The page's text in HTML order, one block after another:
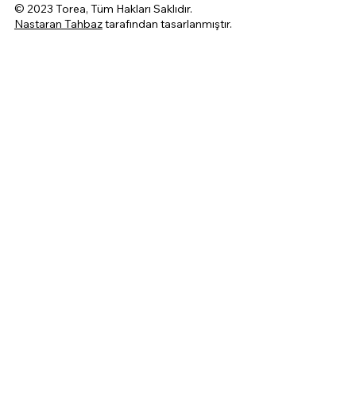
© 2023 Torea, Tüm Hakları Saklıdır.
Nastaran Tahbaztarafından tasarlanmıştır.